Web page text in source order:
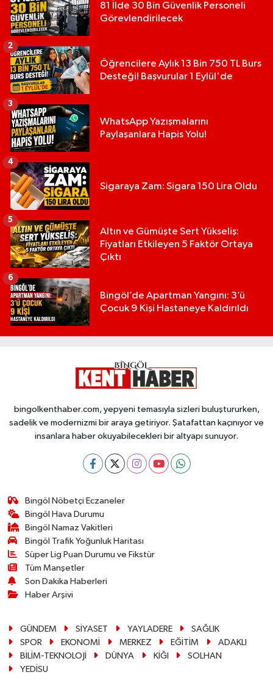
81 İlde 30 Bin Güvenlik Personeli
Görevlendirilecek
Öğrencilere Aylık 13 Bin 750 TL Burs
Desteği! Başvurular 1 Eylül'de
2
WhatsApp Yazışmalarını
Paylaşanlara Hapis Yolu!
3
Sigaraya Zam: Sigara 150 Lira Oldu
4
Altın ve Gümüşte Sert Yükseliş:
Fiyatları Etkileyen 5 Faktör Ortaya
Çıktı
5
Bingöl’de Apartman Yangını: 3’ü
Çocuk 9 Kişi Hastaneye Kaldırıldı
6
bingolkenthaber.com, yepyeni temasıyla sizleri buluştururken,
sadelik ve modernizmi bir araya getiriyor. Şatafattan kaçınıyor ve
insanlara haber okuyabilecekleri bir altyapı sunuyor.
Bingöl Nöbetçi Eczaneler
Bingöl Hava Durumu
Bingöl Namaz Vakitleri
Bingöl Trafik Yoğunluk Haritası
Süper Lig Puan Durumu ve Fikstür
Tüm Manşetler
Son Dakika Haberleri
Haber Arşivi
GÜNDEM SİYASET YAYLADERE
SAĞLIK
SPOR
EKONOMİ MERKEZ EĞİTİM
ADAKLI
BİLİM-TEKNOLOJİ
DÜNYA KİĞI
SOLHAN
YEDİSU